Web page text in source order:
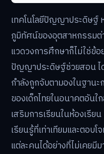
เทคโนโลยีปัญญาประดิษฐ์
ภูมิทัศน์ของอุตสาหกรรมต่
แวดวงการศึกษาก็ไม่ใช่ข้
ปัญญาประดิษฐ์ช่วยสอน ไ
กำลังถูกจับตามองในฐาน
ของเด็กไทยในอนาคตอันใ
เสริมการเรียนในห้องเรี
เรียนรู้ที่เท่าเทียมและตอบ
แต่ละคนได้อย่างที่ไม่เคยมี